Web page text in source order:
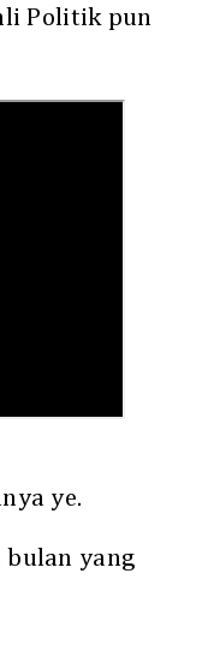
Politik pun
ye.
bulan yang